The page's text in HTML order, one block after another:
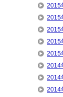
2015
2015
2015
2015
2015
2014
2014
2014